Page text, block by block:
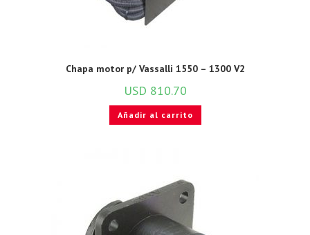
Chapa motor p/ Vassalli 1550 – 1300 V2
USD 810.70
Añadir al carrito